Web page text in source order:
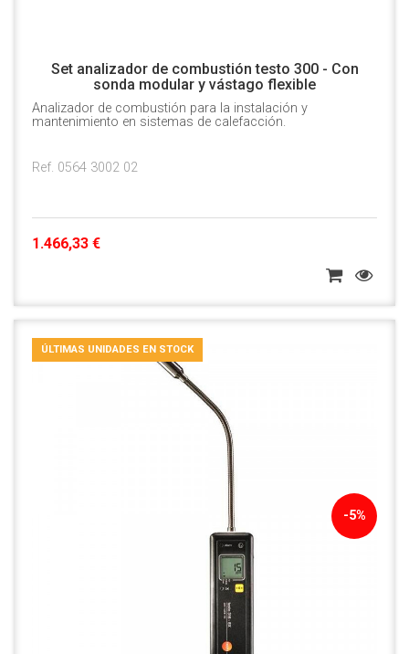
Set analizador de combustión testo 300 - Con
sonda modular y vástago flexible
Analizador de combustión para la instalación y
mantenimiento en sistemas de calefacción.
Ref. 0564 3002 02
1.466,33 €
-5%
ÚLTIMAS UNIDADES EN STOCK